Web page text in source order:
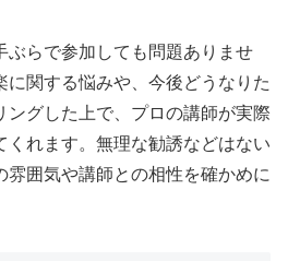
ぶらで参加しても問題ありませ
に関する悩みや、今後どうなりた
ングした上で、プロの講師が実際
くれます。無理な勧誘などはない
雰囲気や講師との相性を確かめに